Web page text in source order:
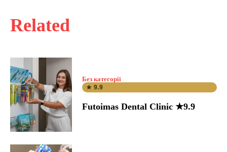
Related
Без категорії
★ 9.9
Futoimas Dental Clinic ★9.9